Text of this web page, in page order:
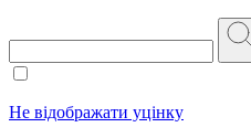
Не відображати уцінку